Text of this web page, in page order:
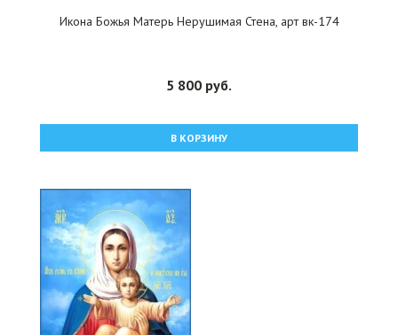
Икона Божья Матерь Нерушимая Стена, арт вк-174
5 800 руб.
В КОРЗИНУ